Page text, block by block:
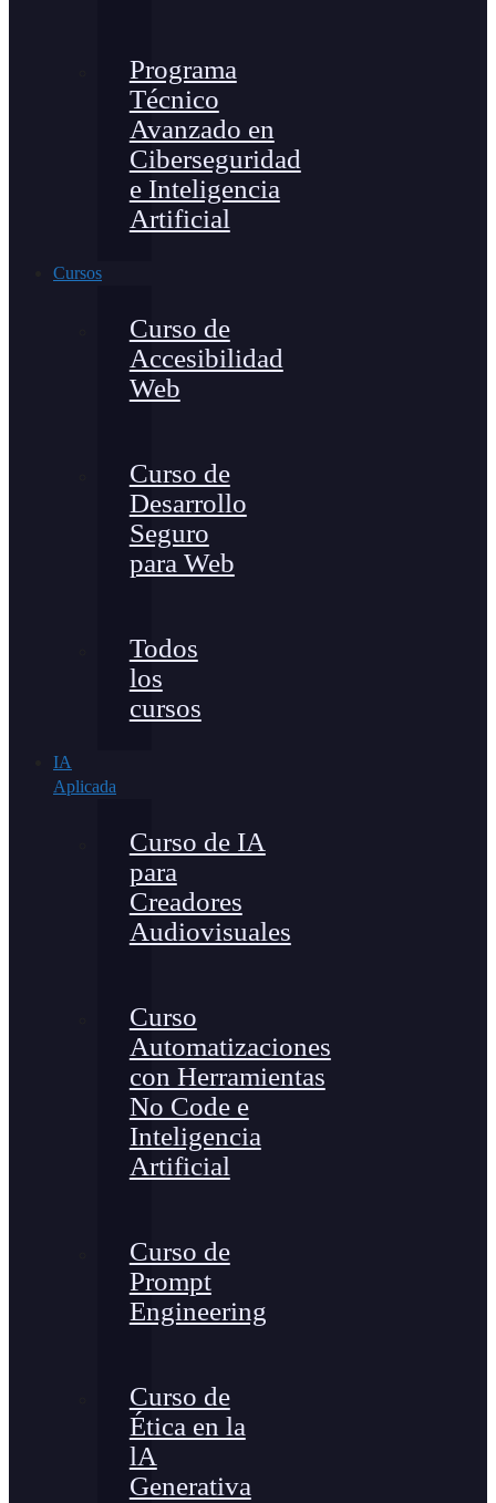
Programa
Técnico
Avanzado en
Ciberseguridad
e Inteligencia
Artificial
Cursos
Curso de
Accesibilidad
Web
Curso de
Desarrollo
Seguro
para Web
Todos
los
cursos
IA
Aplicada
Curso de IA
para
Creadores
Audiovisuales
Curso
Automatizaciones
con Herramientas
No Code e
Inteligencia
Artificial
Curso de
Prompt
Engineering
Curso de
Ética en la
lA
Generativa